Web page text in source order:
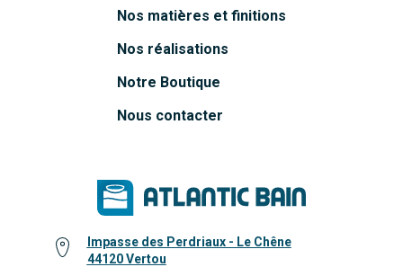
Nos matières et finitions
Nos réalisations
Notre Boutique
Nous contacter
Impasse des Perdriaux - Le Chêne
44120 Vertou